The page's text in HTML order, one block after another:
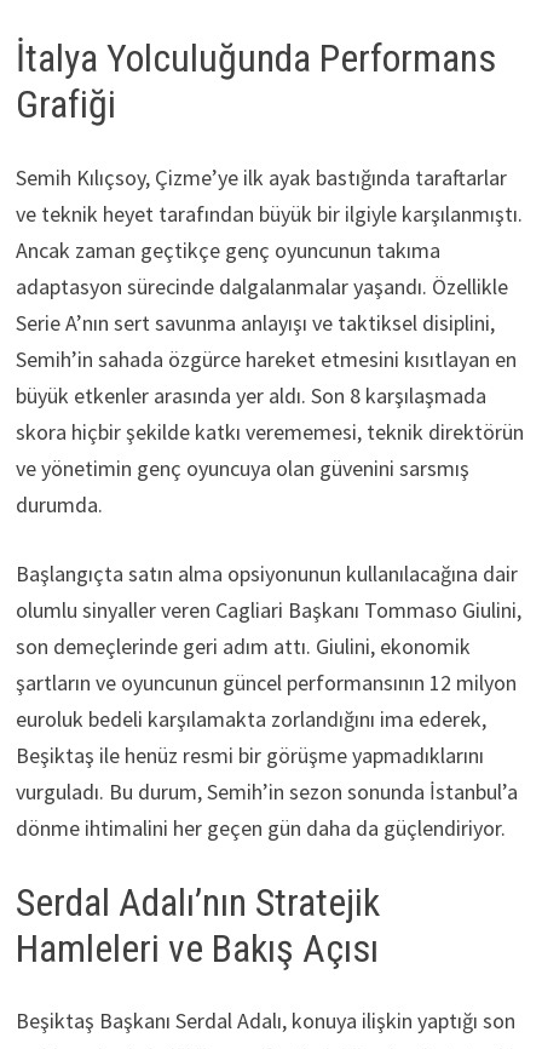
İtalya Yolculuğunda Performans
Grafiği
Semih Kılıçsoy, Çizme’ye ilk ayak bastığında taraftarlar
ve teknik heyet tarafından büyük bir ilgiyle karşılanmıştı.
Ancak zaman geçtikçe genç oyuncunun takıma
adaptasyon sürecinde dalgalanmalar yaşandı. Özellikle
Serie A’nın sert savunma anlayışı ve taktiksel disiplini,
Semih’in sahada özgürce hareket etmesini kısıtlayan en
büyük etkenler arasında yer aldı. Son 8 karşılaşmada
skora hiçbir şekilde katkı verememesi, teknik direktörün
ve yönetimin genç oyuncuya olan güvenini sarsmış
durumda.
Başlangıçta satın alma opsiyonunun kullanılacağına dair
olumlu sinyaller veren Cagliari Başkanı Tommaso Giulini,
son demeçlerinde geri adım attı. Giulini, ekonomik
şartların ve oyuncunun güncel performansının 12 milyon
euroluk bedeli karşılamakta zorlandığını ima ederek,
Beşiktaş ile henüz resmi bir görüşme yapmadıklarını
vurguladı. Bu durum, Semih’in sezon sonunda İstanbul’a
dönme ihtimalini her geçen gün daha da güçlendiriyor.
Serdal Adalı’nın Stratejik
Hamleleri ve Bakış Açısı
Beşiktaş Başkanı Serdal Adalı, konuya ilişkin yaptığı son